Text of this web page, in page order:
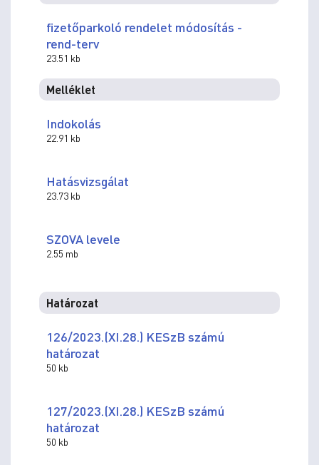
fizetőparkoló rendelet módosítás -
rend-terv
23.51 kb
Melléklet
Indokolás
22.91 kb
Hatásvizsgálat
23.73 kb
SZOVA levele
2.55 mb
Határozat
126/2023.(XI.28.) KESzB számú
határozat
50 kb
127/2023.(XI.28.) KESzB számú
határozat
50 kb